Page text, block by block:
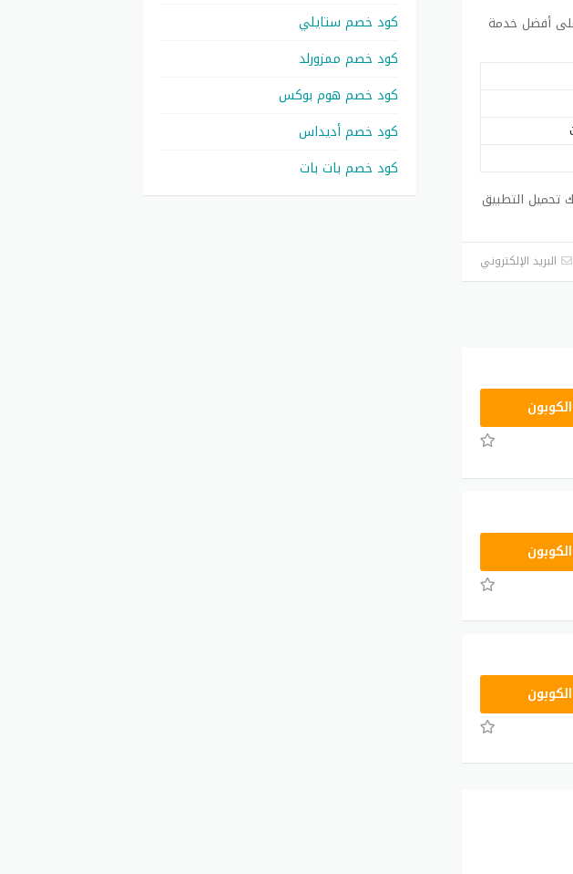
أفضل خدمة
تحميل التطبيق
البريد الإلكتروني
كود خصم ستايلي
كود خصم ممزورلد
كود خصم هوم بوكس
كود خصم أديداس
كود خصم بات بات